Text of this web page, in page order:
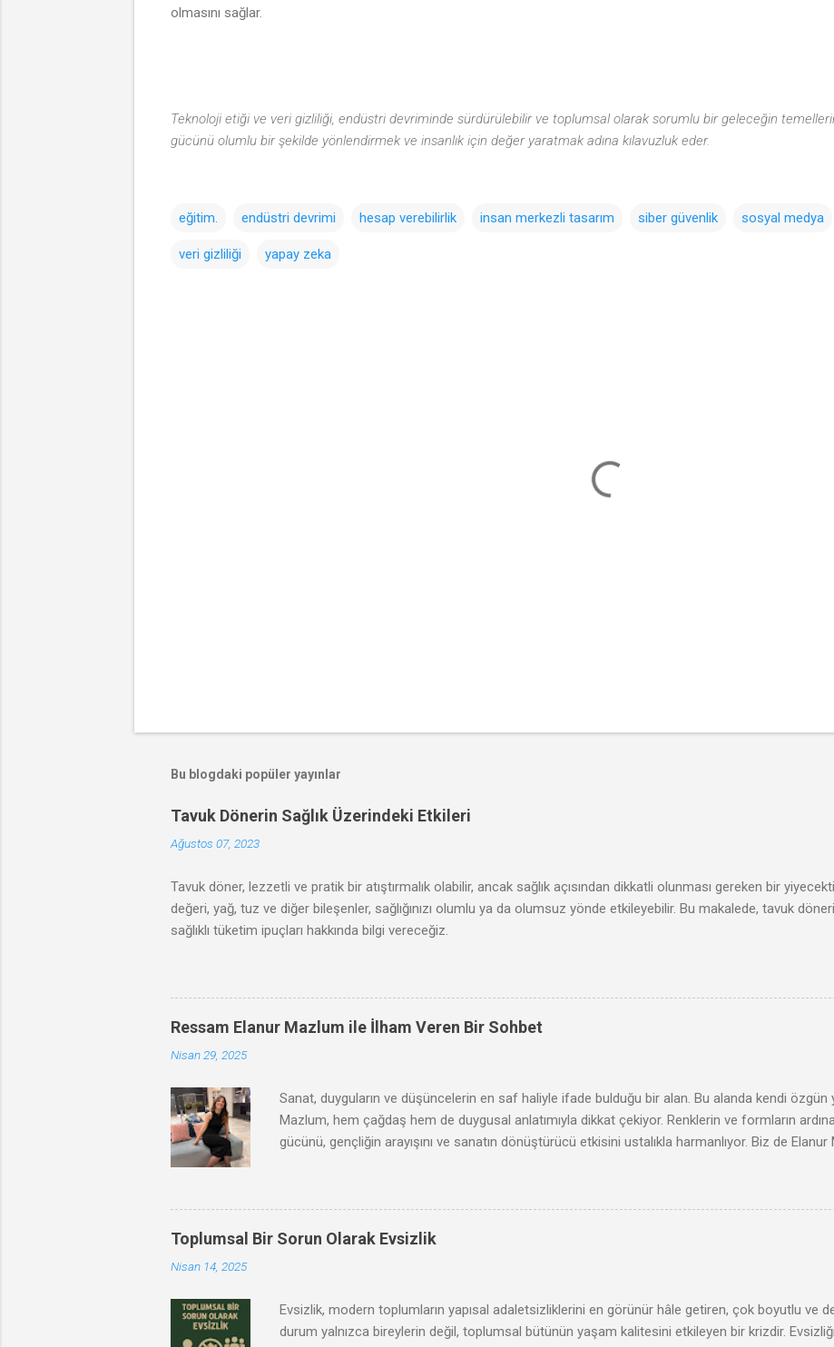
olmasını sağlar.
Teknoloji etiği ve veri gizliliği, endüstri devriminde sürdürülebilir ve toplumsal olarak sorumlu bir geleceğin
gücünü olumlu bir şekilde yönlendirmek ve insanlık için değer yaratmak adına kılavuzluk eder.
eğitim. endüstri devrimi hesap verebilirlik insan merkezli tasarım siber güvenlik sosyal medya
veri gizliliği yapay zeka
Bu blogdaki popüler yayınlar
Tavuk Dönerin Sağlık Üzerindeki Etkileri
Ağustos 07, 2023
Tavuk döner, lezzetli ve pratik bir atıştırmalık olabilir, ancak sağlık açısından dikkatli olunması gereken bir
değeri, yağ, tuz ve diğer bileşenler, sağlığınızı olumlu ya da olumsuz yönde etkileyebilir. Bu makalede, tavuk
sağlıklı tüketim ipuçları hakkında bilgi vereceğiz.
Ressam Elanur Mazlum ile İlham Veren Bir Sohbet
Nisan 29, 2025
Sanat, duyguların ve düşüncelerin en saf haliyle ifade bulduğu bir alan. Bu alanda kendi
Mazlum, hem çağdaş hem de duygusal anlatımıyla dikkat çekiyor. Renklerin ve formların ardına
gücünü, gençliğin arayışını ve sanatın dönüştürücü etkisini ustalıkla harmanlıyor. Biz de
Toplumsal Bir Sorun Olarak Evsizlik
Nisan 14, 2025
Evsizlik, modern toplumların yapısal adaletsizliklerini en görünür hâle getiren, çok boyutlu ve
durum yalnızca bireylerin değil, toplumsal bütünün yaşam kalitesini etkileyen bir krizdir.